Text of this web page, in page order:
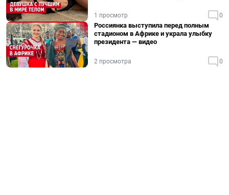
1 просмотр 0
Россиянка выступила перед полным
стадионом в Африке и украла улыбку
президента — видео
2 просмотра 0